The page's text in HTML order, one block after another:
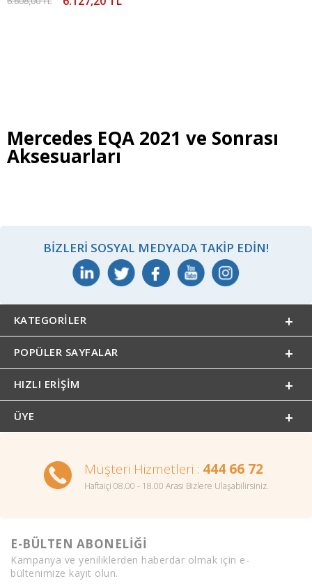
Mercedes EQA 2021 ve Sonrası
Aksesuarları
BIZLERI SOSYAL MEDYADA TAKIP EDIN!
KATEGORILER
POPÜLER SAYFALAR
HIZLI ERIŞIM
ÜYE
Müşteri Hizmetleri : 444 66 72
Haftaiçi 08.00 - 18.00 Arası Bizlere Ulaşabilirsiniz.
E-BÜLTEN ABONELİĞİ
Kampanya ve yeniliklerden haberdar olmak için e-
bültenimize kayıt olun.